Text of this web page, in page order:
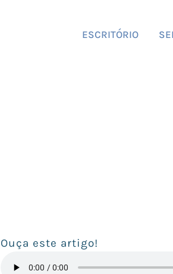
ESCRITÓRIO
Ouça este artigo!